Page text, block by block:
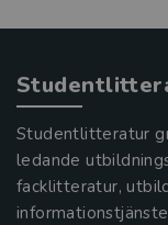
Studentlitteratur
ledande
facklitteratur,